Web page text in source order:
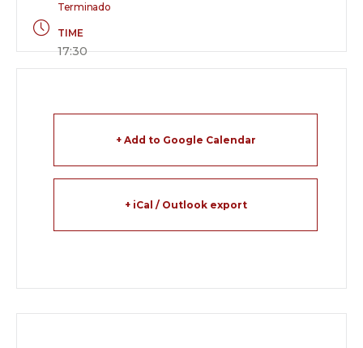
Terminado
TIME
17:30
+ Add to Google Calendar
+ iCal / Outlook export